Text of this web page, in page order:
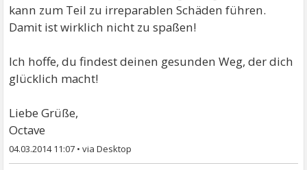
kann zum Teil zu irreparablen Schäden führen.
Damit ist wirklich nicht zu spaßen!
Ich hoffe, du findest deinen gesunden Weg, der dich
glücklich macht!
Liebe Grüße,
Octave
04.03.2014 11:07 •